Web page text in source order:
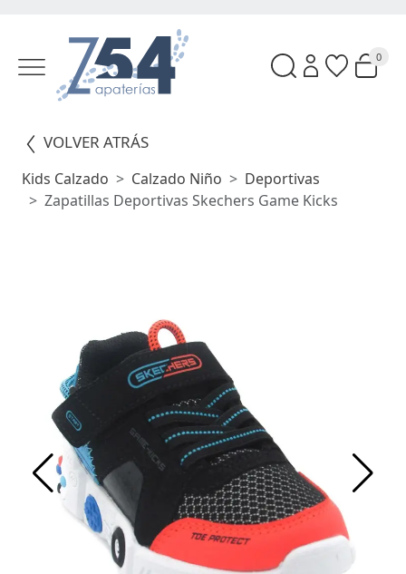
0
VOLVER ATRÁS
Kids Calzado Calzado Niño
Deportivas
Zapatillas Deportivas Skechers Game Kicks